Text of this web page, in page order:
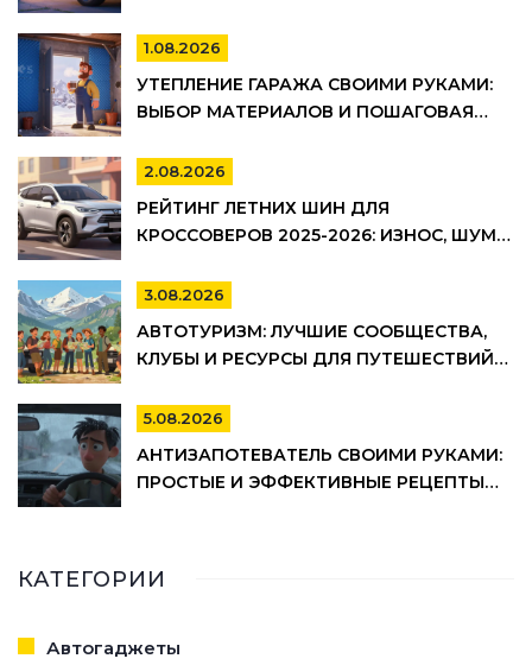
1.08.2026
УТЕПЛЕНИЕ ГАРАЖА СВОИМИ РУКАМИ:
ВЫБОР МАТЕРИАЛОВ И ПОШАГОВАЯ
2.08.2026
РЕЙТИНГ ЛЕТНИХ ШИН ДЛЯ
КРОССОВЕРОВ 2025-2026: ИЗНОС, ШУМ И
3.08.2026
АВТОТУРИЗМ: ЛУЧШИЕ СООБЩЕСТВА,
КЛУБЫ И РЕСУРСЫ ДЛЯ ПУТЕШЕСТВИЙ
5.08.2026
АНТИЗАПОТЕВАТЕЛЬ СВОИМИ РУКАМИ:
ПРОСТЫЕ И ЭФФЕКТИВНЫЕ РЕЦЕПТЫ
КАТЕГОРИИ
Автогаджеты